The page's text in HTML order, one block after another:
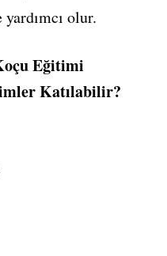
olur.
Eğitimi
Katılabilir?